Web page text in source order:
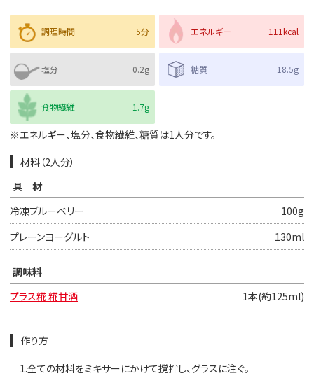
調理時間 5分 エネルギー 111kcal
塩分 0.2g 糖質 18.5g
食物繊維 1.7g
※エネルギー、塩分、食物繊維、糖質は1人分です。
材料（2人分）
具材
冷凍ブルーベリー
100g
プレーンヨーグルト
130ml
調味料
プラス糀 糀甘酒
1本(約125ml)
作り方
1.全ての材料をミキサーにかけて撹拌し、グラスに注ぐ。